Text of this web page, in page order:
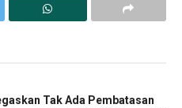
Tak Ada Pembatasan